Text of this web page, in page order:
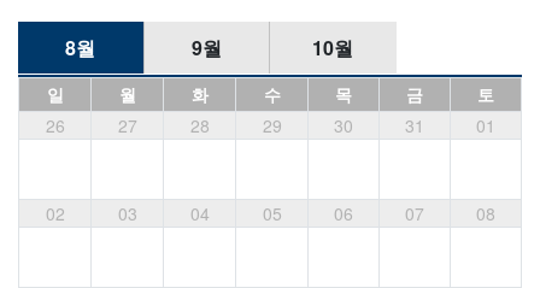
8월 9월 10월
일 월 화 수 목 금
토
26
27 28 29 30 31 01
02 03 04 05 06 07 08